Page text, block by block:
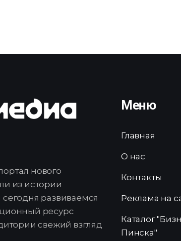
нового
из истории
развиваемся
ресурс
свежий взгляд
Меню
Главная
О нас
Контакты
Реклама на
Каталог
Пинска"